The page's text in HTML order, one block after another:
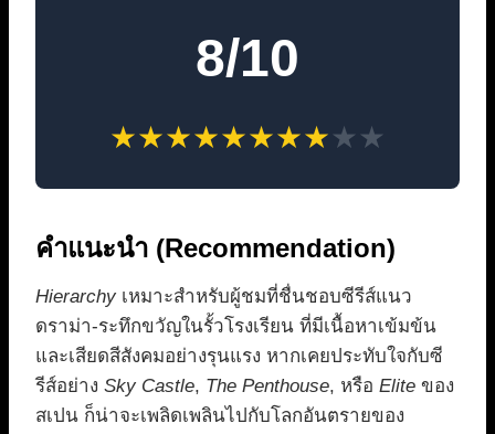
8/10
★★★★★★★★★★
คำแนะนำ (Recommendation)
Hierarchy เหมาะสำหรับผู้ชมที่ชื่นชอบซีรีส์แนว
ดราม่า-ระทึกขวัญในรั้วโรงเรียน ที่มีเนื้อหาเข้มข้น
และเสียดสีสังคมอย่างรุนแรง หากเคยประทับใจกับซี
รีส์อย่าง Sky Castle, The Penthouse, หรือ Elite ของ
สเปน ก็น่าจะเพลิดเพลินไปกับโลกอันตรายของ